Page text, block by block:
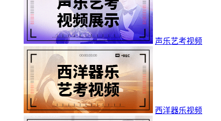
声乐艺考视频
西洋器乐视频